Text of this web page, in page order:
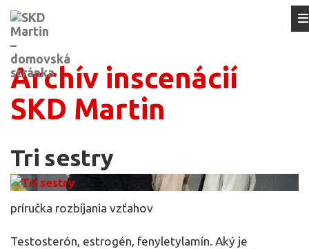
Archív inscenácií
SKD Martin
Tri sestry
príručka rozbíjania vzťahov
Testosterón, estrogén, fenyletylamín. Aký je